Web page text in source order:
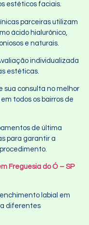
estéticos faciais.
parceiras utilizam
ácido hialurônico,
e naturais.
individualizada
estéticas.
sua consulta no melhor
todos os bairros de
de última
para garantir a
Freguesia do Ó – SP
labial em
diferentes